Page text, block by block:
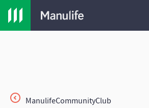
ManulifeCommunityClub